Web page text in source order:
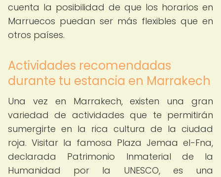
cuenta la posibilidad de que los horarios en
Marruecos puedan ser más flexibles que en
otros países.
Actividades recomendadas
durante tu estancia en Marrakech
Una vez en Marrakech, existen una gran
variedad de actividades que te permitirán
sumergirte en la rica cultura de la ciudad
roja. Visitar la famosa Plaza Jemaa el-Fna,
declarada Patrimonio Inmaterial de la
Humanidad por la UNESCO, es una